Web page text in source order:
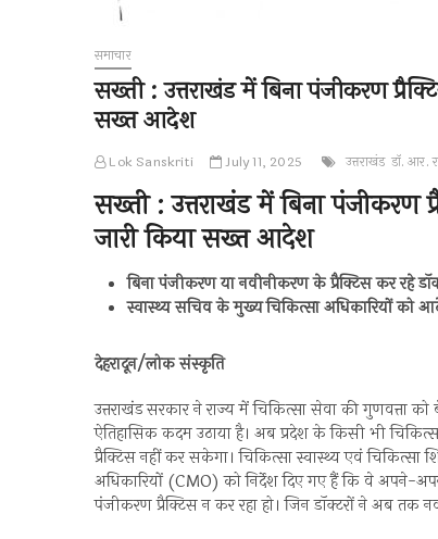
समाचार
सख्ती : उत्तराखंड में बिना पंजीकरण
सख्त आदेश
Lok Sanskriti July 11, 2025 उत्तराखंड डॉ. आर.
सख्ती : उत्तराखंड में बिना पंजीकरण
जारी किया सख्त आदेश
बिना पंजीकरण या नवीनीकरण के प्रैक्टिस कर रहे
स्वास्थ्य सचिव के मुख्य चिकित्सा अधिकारियों को
देहरादून/लोक संस्कृति
उत्तराखंड सरकार ने राज्य में चिकित्सा सेवा की गुणवत्ता
ऐतिहासिक कदम उठाया है। अब प्रदेश के किसी भी
प्रैक्टिस नहीं कर सकेगा। चिकित्सा स्वास्थ्य एवं
अधिकारियों (CMO) को निर्देश दिए गए हैं कि वे अपने-
पंजीकरण प्रैक्टिस न कर रहा हो। जिन डॉक्टरों ने अब तक